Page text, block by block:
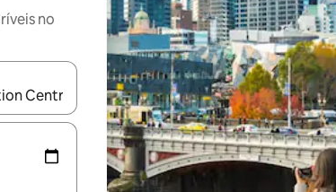
no
explore-os usando as seta para cima e para baixo